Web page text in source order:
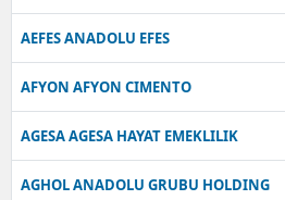
AEFES ANADOLU EFES
AFYON AFYON CIMENTO
AGESA AGESA HAYAT EMEKLILIK
AGHOL ANADOLU GRUBU HOLDING